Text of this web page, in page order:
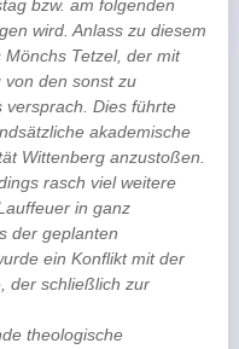
bzw. am folgenden
wird. Anlass zu diesem
Tetzel, der mit
von den sonst zu
Dies führte
akademische
Wittenberg anzustoßen.
rasch viel weitere
in ganz
der geplanten
ein Konflikt mit der
der schließlich zur
theologische